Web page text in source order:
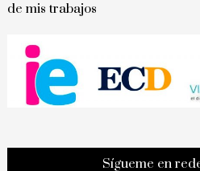
de mis trabajos
Sígueme en